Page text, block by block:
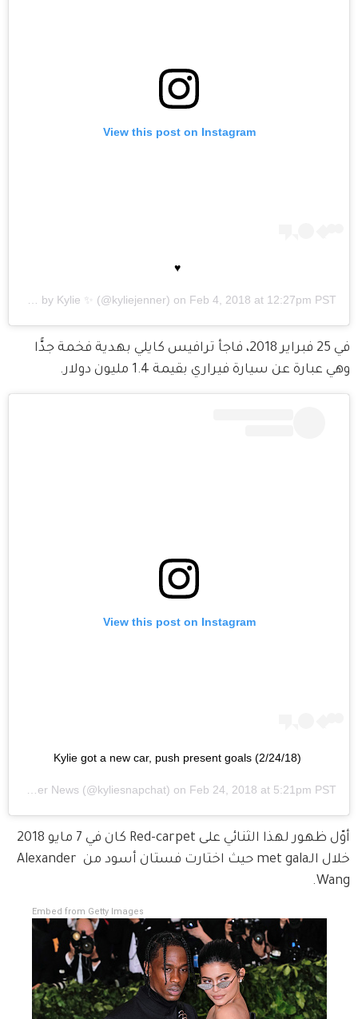
View this post on Instagram
♥️
A post shared by Kylie ✨ (@kyliejenner) on Feb 4, 2018 at 12:27pm PST
في 25 فبراير 2018، فاجأ ترافيس كايلي بهدية فخمة جدًّا
وهي عبارة عن سيارة فيراري بقيمة 1.4 مليون دولار.
View this post on Instagram
Kylie got a new car, push present goals (2/24/18)
Kylie Jenner News (@kyliesnapchat) on Feb 24, 2018 at 5:21pm PST
خلال الـmet gala حيث اختارت فستان أسود من Alexander
Wang.
Embed from Getty Images